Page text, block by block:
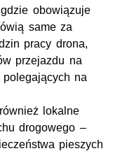
obowiązuje
same za
pracy drona,
przejazdu na
na
lokalne
drogowego –
pieszych